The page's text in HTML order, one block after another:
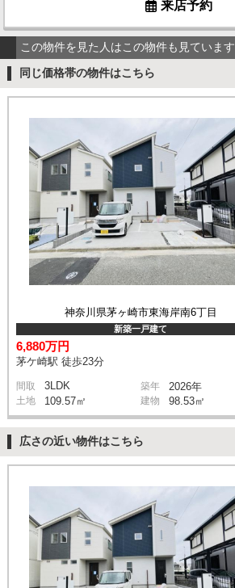
来店予約
この物件を見た人はこの物件も見ています
同じ価格帯の物件はこちら
神奈川県茅ヶ崎市東海岸南6丁目
新築一戸建て
6,880万円
茅ケ崎駅 徒歩23分
間取 3LDK 築年 2026年
土地 109.57㎡ 建物 98.53㎡
広さの近い物件はこちら